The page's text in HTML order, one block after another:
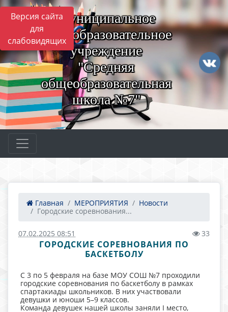
Версия сайта
для
слабовидящих
Муниципальное
общеобразовательное
учреждение
"Средняя
общеобразовательная
школа №7"
Главная МЕРОПРИЯТИЯ
Новости
Городские соревнования...
07.02.2025 08:51 33
ГОРОДСКИЕ СОРЕВНОВАНИЯ ПО
БАСКЕТБОЛУ
С 3 по 5 февраля на базе МОУ СОШ №7 проходили
городские соревнования по баскетболу в рамках
спартакиады школьников. В них участвовали
девушки и юноши 5–9 классов.
Команда девушек нашей школы заняли I место,